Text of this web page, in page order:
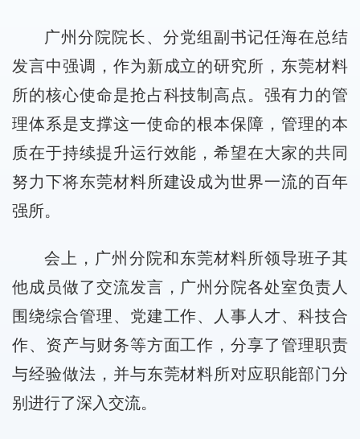
广州分院院长、分党组副书记任海在总结
发言中强调，作为新成立的研究所，东莞材料
所的核心使命是抢占科技制高点。强有力的管
理体系是支撑这一使命的根本保障，管理的本
质在于持续提升运行效能，希望在大家的共同
努力下将东莞材料所建设成为世界一流的百年
强所。
会上，广州分院和东莞材料所领导班子其
他成员做了交流发言，广州分院各处室负责人
围绕综合管理、党建工作、人事人才、科技合
作、资产与财务等方面工作，分享了管理职责
与经验做法，并与东莞材料所对应职能部门分
别进行了深入交流。